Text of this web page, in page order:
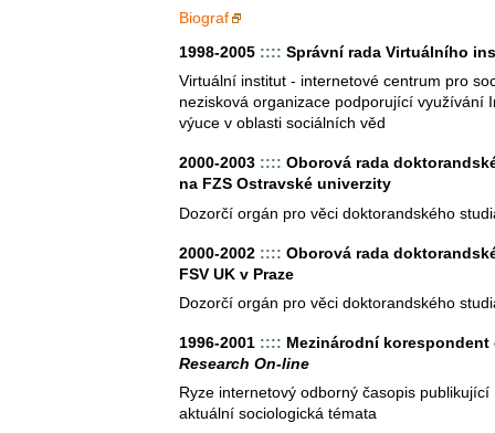
Biograf
1998-2005 :::: Správní rada Virtuálního
Virtuální institut - internetové centrum pro
nezisková organizace podporující využívání
výuce v oblasti sociálních věd
2000-2003 :::: Oborová rada
na FZS Ostravské univerzity
Dozorčí orgán pro věci doktorandského
2000-2002 :::: Oborová rada
FSV UK v Praze
Dozorčí orgán pro věci doktorandského
1996-2001 :::: Mezinárodní
Research On-line
Ryze internetový odborný časopis
aktuální sociologická témata